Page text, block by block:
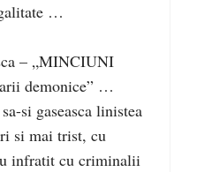
…
– „MINCIUNI
demonice” …
si gaseasca linistea
si mai trist, cu
infratit cu criminalii